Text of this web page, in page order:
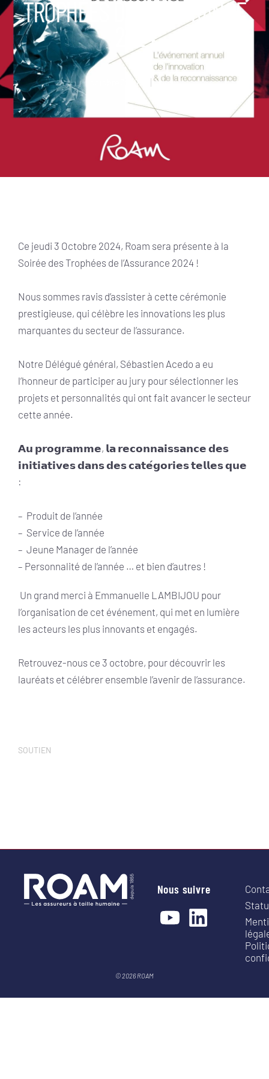
TROPHÉES DE L’ASSURANCE
2024
octobre 3, 2024 Admin
Ce jeudi 3 Octobre 2024, Roam sera présente à la
Soirée des Trophées de l’Assurance 2024 !
Nous sommes ravis d’assister à cette cérémonie
prestigieuse, qui célèbre les innovations les plus
marquantes du secteur de l’assurance.
Notre Délégué général, Sébastien Acedo a eu
l’honneur de participer au jury pour sélectionner les
projets et personnalités qui ont fait avancer le secteur
cette année.
𝗔𝘂 𝗽𝗿𝗼𝗴𝗿𝗮𝗺𝗺𝗲, 𝗹𝗮 𝗿𝗲𝗰𝗼𝗻𝗻𝗮𝗶𝘀𝘀𝗮𝗻𝗰𝗲 𝗱𝗲𝘀
𝗶𝗻𝗶𝘁𝗶𝗮𝘁𝗶𝘃𝗲𝘀 𝗱𝗮𝗻𝘀 𝗱𝗲𝘀 𝗰𝗮𝘁𝗲́𝗴𝗼𝗿𝗶𝗲𝘀 𝘁𝗲𝗹𝗹𝗲𝘀 𝗾𝘂𝗲
:
– Produit de l’année
– Service de l’année
– Jeune Manager de l’année
– Personnalité de l’année … et bien d’autres !
Un grand merci à Emmanuelle LAMBIJOU pour
l’organisation de cet événement, qui met en lumière
les acteurs les plus innovants et engagés.
Retrouvez-nous ce 3 octobre, pour découvrir les
lauréats et célébrer ensemble l’avenir de l’assurance.
SOUTIEN
Nous suivre
© 2026 ROAM